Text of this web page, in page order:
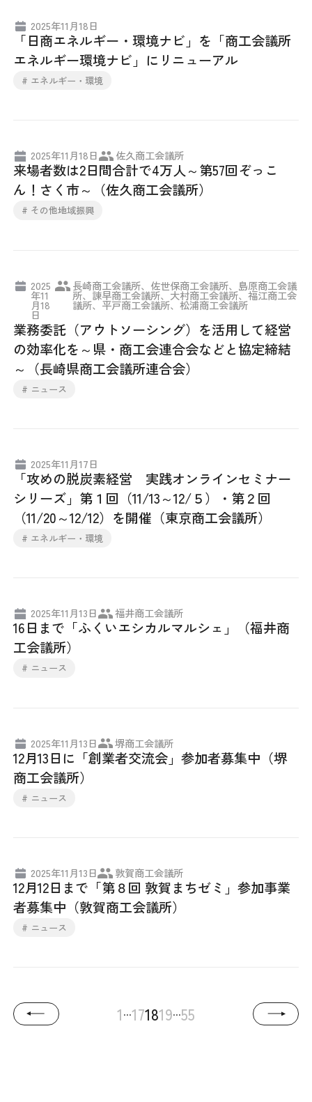
2025年11月18日
「日商エネルギー・環境ナビ」を「商工会議所
エネルギー環境ナビ」にリニューアル
# エネルギー・環境
2025年11月18日 佐久商工会議所
来場者数は2日間合計で4万人～第57回ぞっこ
ん！さく市～（佐久商工会議所）
# その他地域振興
2025
年11
月18
日
長崎商工会議所、佐世保商工会議所、島原商工会議
所、諫早商工会議所、大村商工会議所、福江商工会
議所、平戸商工会議所、松浦商工会議所
業務委託（アウトソーシング）を活用して経営
の効率化を～県・商工会連合会などと協定締結
～（長崎県商工会議所連合会）
# ニュース
2025年11月17日
「攻めの脱炭素経営 実践オンラインセミナー
シリーズ」第１回（11/13～12/５）・第２回
（11/20～12/12）を開催（東京商工会議所）
# エネルギー・環境
2025年11月13日 福井商工会議所
16日まで「ふくいエシカルマルシェ」（福井商
工会議所）
# ニュース
2025年11月13日 堺商工会議所
12月13日に「創業者交流会」参加者募集中（堺
商工会議所）
# ニュース
2025年11月13日 敦賀商工会議所
12月12日まで「第８回 敦賀まちゼミ」参加事業
者募集中（敦賀商工会議所）
# ニュース
1...171819...55